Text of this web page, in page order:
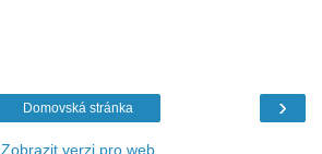
›
Domovská stránka
Zobrazit verzi pro web